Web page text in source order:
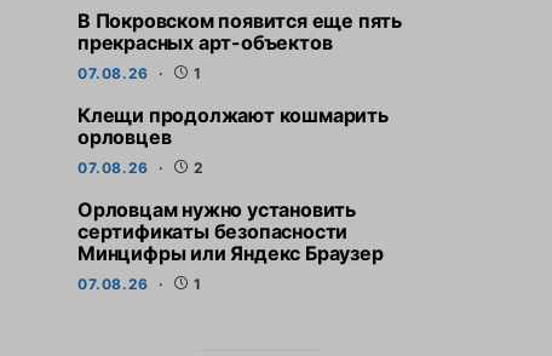
В Покровском появится еще пять
прекрасных арт-объектов
07.08.26 1
Клещи продолжают кошмарить
орловцев
07.08.26 2
Орловцам нужно установить
сертификаты безопасности
Минцифры или Яндекс Браузер
07.08.26 1